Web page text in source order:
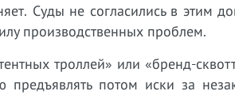
Суды не согласились в этим
производственных проблем.
троллей» или «бренд-
предъявлять потом иски за